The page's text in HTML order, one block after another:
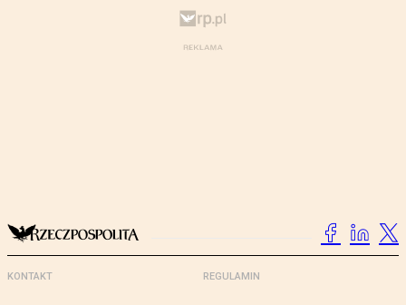
KONTAKT REGULAMIN